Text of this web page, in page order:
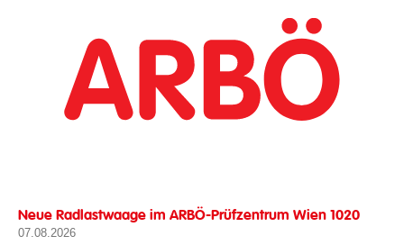
Neue Radlastwaage im ARBÖ-Prüfzentrum Wien 1020
07.08.2026